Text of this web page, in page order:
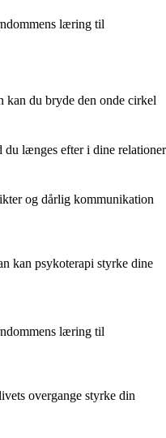
læring til
kan du bryde den onde cirkel
du længes efter i dine relationer
og dårlig kommunikation
kan psykoterapi styrke dine
læring til
overgange styrke din